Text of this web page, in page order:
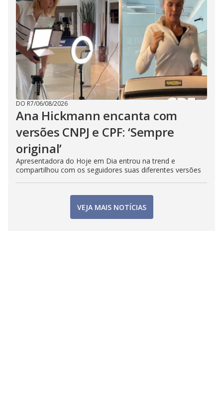
DO R7/06/08/2026
Ana Hickmann encanta com
versões CNPJ e CPF: ‘Sempre
original’
Apresentadora do Hoje em Dia entrou na trend e
compartilhou com os seguidores suas diferentes versões
VEJA MAIS NOTÍCIAS